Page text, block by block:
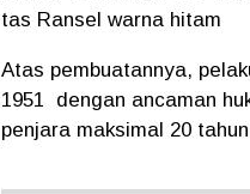
tas Ransel warna hitam
Atas pembuatannya,
1951 dengan ancaman
penjara maksimal 20